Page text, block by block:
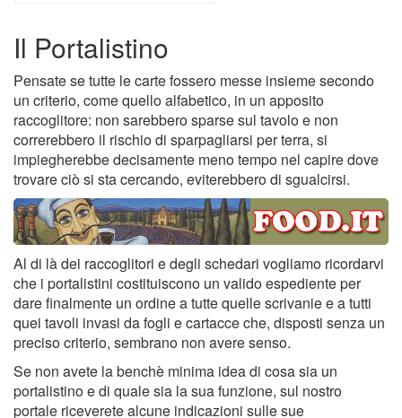
Il Portalistino
Pensate se tutte le carte fossero messe insieme secondo
un criterio, come quello alfabetico, in un apposito
raccoglitore: non sarebbero sparse sul tavolo e non
correrebbero il rischio di sparpagliarsi per terra, si
impiegherebbe decisamente meno tempo nel capire dove
trovare ciò si sta cercando, eviterebbero di sgualcirsi.
Al di là dei raccoglitori e degli schedari vogliamo ricordarvi
che i portalistini costituiscono un valido espediente per
dare finalmente un ordine a tutte quelle scrivanie e a tutti
quei tavoli invasi da fogli e cartacce che, disposti senza un
preciso criterio, sembrano non avere senso.
Se non avete la benchè minima idea di cosa sia un
portalistino e di quale sia la sua funzione, sul nostro
portale riceverete alcune indicazioni sulle sue